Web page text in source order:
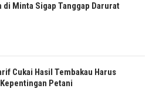
di Minta Sigap Tanggap Darurat
Cukai Hasil Tembakau Harus
Petani